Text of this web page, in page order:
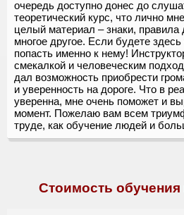
очередь доступно донес до
теоретический курс, что лично
целый материал – знаки, правила
многое другое. Если будете
попасть именно к нему!
смекалкой и человеческим
дал возможность приобрести
и уверенность на дороге. Что в
уверенна, мне очень поможет и
момент. Пожелаю вам всем
труде, как обучение людей и
Стоимость